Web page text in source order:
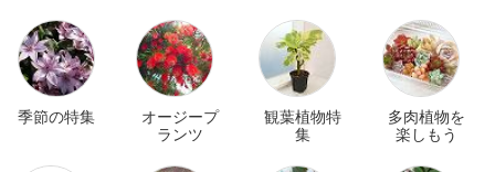
季節の特集
オージープ
ランツ
観葉植物特
集
多肉植物を
楽しもう